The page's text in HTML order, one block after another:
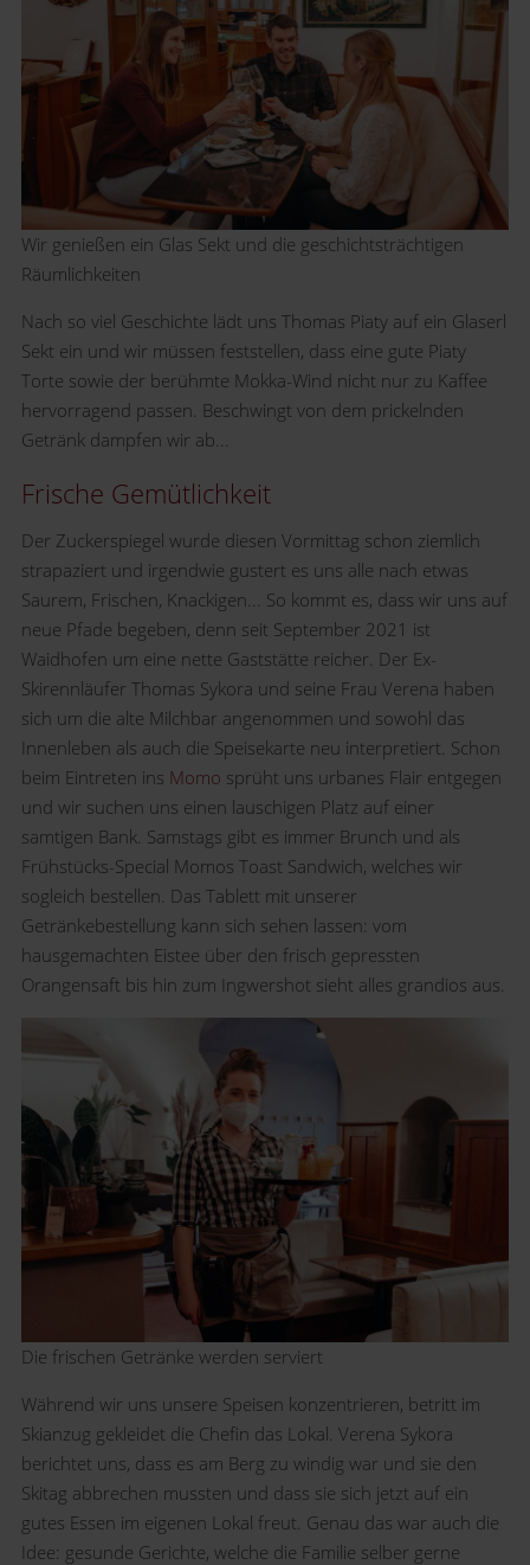
Wir genießen ein Glas Sekt und die geschichtsträchtigen
Räumlichkeiten
Nach so viel Geschichte lädt uns Thomas Piaty auf ein Glaserl
Sekt ein und wir müssen feststellen, dass eine gute Piaty
Torte sowie der berühmte Mokka-Wind nicht nur zu Kaffee
hervorragend passen. Beschwingt von dem prickelnden
Getränk dampfen wir ab...
Frische Gemütlichkeit
Der Zuckerspiegel wurde diesen Vormittag schon ziemlich
strapaziert und irgendwie gustert es uns alle nach etwas
Saurem, Frischen, Knackigen... So kommt es, dass wir uns auf
neue Pfade begeben, denn seit September 2021 ist
Waidhofen um eine nette Gaststätte reicher. Der Ex-
Skirennläufer Thomas Sykora und seine Frau Verena haben
sich um die alte Milchbar angenommen und sowohl das
Innenleben als auch die Speisekarte neu interpretiert. Schon
beim Eintreten ins Momo sprüht uns urbanes Flair entgegen
und wir suchen uns einen lauschigen Platz auf einer
samtigen Bank. Samstags gibt es immer Brunch und als
Frühstücks-Special Momos Toast Sandwich, welches wir
sogleich bestellen. Das Tablett mit unserer
Getränkebestellung kann sich sehen lassen: vom
hausgemachten Eistee über den frisch gepressten
Orangensaft bis hin zum Ingwershot sieht alles grandios aus.
Die frischen Getränke werden serviert
Während wir uns unsere Speisen konzentrieren, betritt im
Skianzug gekleidet die Chefin das Lokal. Verena Sykora
berichtet uns, dass es am Berg zu windig war und sie den
Skitag abbrechen mussten und dass sie sich jetzt auf ein
gutes Essen im eigenen Lokal freut. Genau das war auch die
Idee: gesunde Gerichte, welche die Familie selber gerne